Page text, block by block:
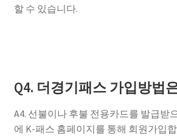
할 수 있습니다.
Q4. 더경기패스 가입방법
A4. 선불이나 후불 전용카드를 발급받
에 K-패스 홈페이지를 통해 회원가입